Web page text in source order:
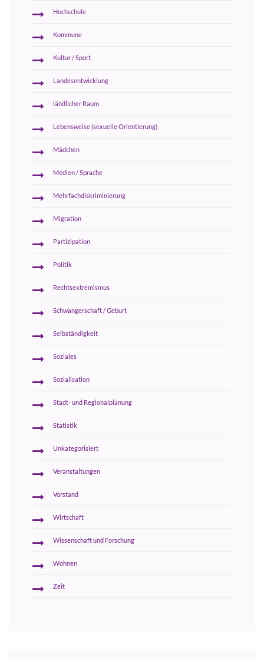
Hochschule
Kommune
Kultur / Sport
Landesentwicklung
ländlicher Raum
Lebensweise (sexuelle Orientierung)
Mädchen
Medien / Sprache
Mehrfachdiskriminierung
Migration
Partizipation
Politik
Rechtsextremismus
Schwangerschaft / Geburt
Selbständigkeit
Soziales
Sozialisation
Stadt- und Regionalplanung
Statistik
Unkategorisiert
Veranstaltungen
Vorstand
Wirtschaft
Wissenschaft und Forschung
Wohnen
Zeit